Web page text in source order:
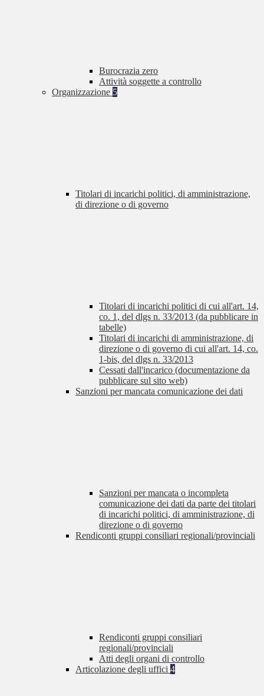
Burocrazia zero
Attività soggette a controllo
Organizzazione 5
Titolari di incarichi politici, di amministrazione,
di direzione o di governo
Titolari di incarichi politici di cui all'art. 14,
co. 1, del dlgs n. 33/2013 (da pubblicare in
tabelle)
Titolari di incarichi di amministrazione, di
direzione o di governo di cui all'art. 14, co.
1-bis, del dlgs n. 33/2013
Cessati dall'incarico (documentazione da
pubblicare sul sito web)
Sanzioni per mancata comunicazione dei dati
Sanzioni per mancata o incompleta
comunicazione dei dati da parte dei titolari
di incarichi politici, di amministrazione, di
direzione o di governo
Rendiconti gruppi consiliari regionali/provinciali
Rendiconti gruppi consiliari
regionali/provinciali
Atti degli organi di controllo
Articolazione degli uffici 4